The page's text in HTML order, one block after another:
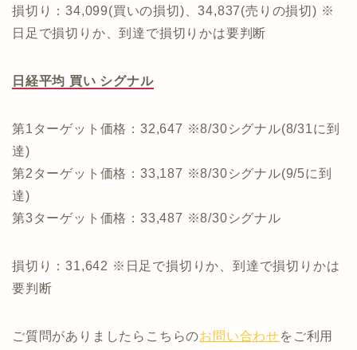
損切り：34,099(買いの損切)、34,837(売りの損切) ※
日足で損切りか、到達で損切りかは要判断
日経平均 買い シグナル
第1ターゲット価格：32,647 ※8/30シグナル(8/31に到
達)
第2ターゲット価格：33,187 ※8/30シグナル(9/5に到
達)
第3ターゲット価格：33,487 ※8/30シグナル
損切り：31,642 ※日足で損切りか、到達で損切りかは
要判断
ご質問がありましたらこちらのお問い合わせをご利用